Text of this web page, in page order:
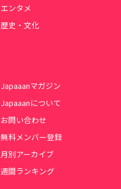
エンタメ
歴史・文化
Japaaanマガジン
Japaaanについて
お問い合わせ
無料メンバー登録
月別アーカイブ
週間ランキング